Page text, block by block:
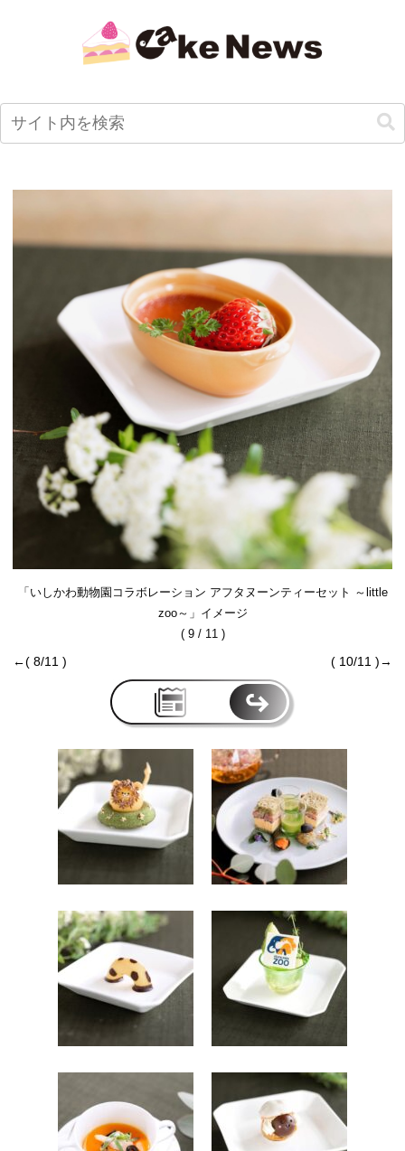
「いしかわ動物園コラボレーション アフタヌーンティーセット ～little
zoo～」イメージ
( 9 / 11 )
←( 8/11 ) ( 10/11 )→